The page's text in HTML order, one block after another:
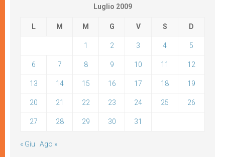
Luglio 2009
L M M G V S D
1 2 3 4 5
6 7 8 9 10 11 12
13 14 15 16 17 18 19
20 21 22 23 24 25 26
27 28 29 30 31
« Giu Ago »